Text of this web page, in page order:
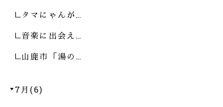
タマにゃんが…
音楽に出会え…
山鹿市「湯の…
7月(6)